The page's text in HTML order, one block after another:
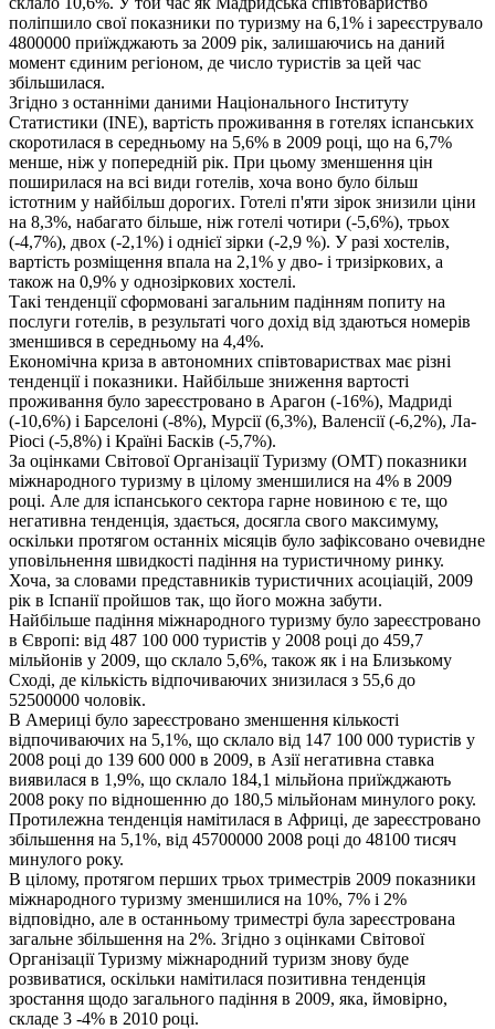
поліпшило свої показники по туризму на 6,1% і зареєструвало
4800000 приїжджають за 2009 рік, залишаючись на даний
момент єдиним регіоном, де число туристів за цей час
збільшилася.
Згідно з останніми даними Національного Інституту
Статистики (INE), вартість проживання в готелях іспанських
скоротилася в середньому на 5,6% в 2009 році, що на 6,7%
менше, ніж у попередній рік. При цьому зменшення цін
поширилася на всі види готелів, хоча воно було більш
істотним у найбільш дорогих. Готелі п'яти зірок знизили ціни
на 8,3%, набагато більше, ніж готелі чотири (-5,6%), трьох
(-4,7%), двох (-2,1%) і однієї зірки (-2,9 %). У разі хостелів,
вартість розміщення впала на 2,1% у дво- і тризіркових, а
також на 0,9% у однозіркових хостелі.
Такі тенденції сформовані загальним падінням попиту на
послуги готелів, в результаті чого дохід від здаються номерів
зменшився в середньому на 4,4%.
Економічна криза в автономних співтовариствах має різні
тенденції і показники. Найбільше зниження вартості
проживання було зареєстровано в Арагон (-16%), Мадриді
(-10,6%) і Барселоні (-8%), Мурсії (6,3%), Валенсії (-6,2%), Ла-
Ріосі (-5,8%) і Країні Басків (-5,7%).
За оцінками Світової Організації Туризму (OMT) показники
міжнародного туризму в цілому зменшилися на 4% в 2009
році. Але для іспанського сектора гарне новиною є те, що
негативна тенденція, здається, досягла свого максимуму,
оскільки протягом останніх місяців було зафіксовано очевидне
уповільнення швидкості падіння на туристичному ринку.
Хоча, за словами представників туристичних асоціацій, 2009
рік в Іспанії пройшов так, що його можна забути.
Найбільше падіння міжнародного туризму було зареєстровано
в Європі: від 487 100 000 туристів у 2008 році до 459,7
мільйонів у 2009, що склало 5,6%, також як і на Близькому
Сході, де кількість відпочиваючих знизилася з 55,6 до
52500000 чоловік.
В Америці було зареєстровано зменшення кількості
відпочиваючих на 5,1%, що склало від 147 100 000 туристів у
2008 році до 139 600 000 в 2009, в Азії негативна ставка
виявилася в 1,9%, що склало 184,1 мільйона приїжджають
2008 року по відношенню до 180,5 мільйонам минулого року.
Протилежна тенденція намітилася в Африці, де зареєстровано
збільшення на 5,1%, від 45700000 2008 році до 48100 тисяч
минулого року.
В цілому, протягом перших трьох триместрів 2009 показники
міжнародного туризму зменшилися на 10%, 7% і 2%
відповідно, але в останньому триместрі була зареєстрована
загальне збільшення на 2%. Згідно з оцінками Світової
Організації Туризму міжнародний туризм знову буде
розвиватися, оскільки намітилася позитивна тенденція
зростання щодо загального падіння в 2009, яка, ймовірно,
складе 3 -4% в 2010 році.